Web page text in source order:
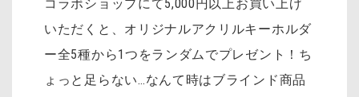
コラボショップにて5,000円以上お買い上げ
いただくと、オリジナルアクリルキーホルダ
ー全5種から1つをランダムでプレゼント！ち
ょっと足らない…なんて時はブラインド商品